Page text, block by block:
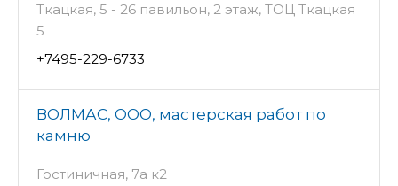
Ткацкая, 5 - 26 павильон, 2 этаж, ТОЦ Ткацкая
5
+7495-229-6733
ВОЛМАС, ООО, мастерская работ по
камню
Гостиничная, 7а к2